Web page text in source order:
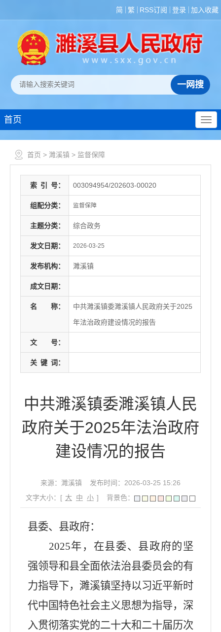
简 繁 RSS订阅 登录 加入收藏
首页
首页 > 濉溪镇 > 监督保障
索 引 号： 003094954/202603-00020
组配分类： 监督保障
主题分类： 综合政务
发文日期： 2026-03-25
发布机构： 濉溪镇
成文日期：
名 称：
中共濉溪镇委濉溪镇人民政府关于2025
年法治政府建设情况的报告
文 号：
关 键 词：
中共濉溪镇委濉溪镇人民
政府关于2025年法治政府
建设情况的报告
来源：濉溪镇
发布时间：2026-03-25 15:26
文字大小：[ 大 中 小 ] 背景色：
县委、县政府：
2025年，在县委、县政府的坚
强领导和县全面依法治县委员会的有
力指导下，濉溪镇坚持以习近平新时
代中国特色社会主义思想为指导，深
入贯彻落实党的二十大和二十届历次